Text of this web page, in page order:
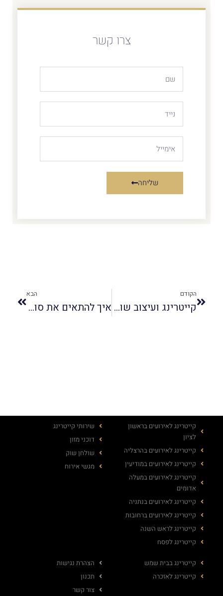
צרו קשר
שליחה
הקודם
קייטרינג ועיצוב שולחנות
הבא
איך להתאים את סוג הקייטרינג לאירוע?
קייטרינג לאירועים בראשון
לציון
קייטרינג לאירועים בהרצליה
קייטרינג לאירועים במודיעין
קייטרינג לאירועים במעלה
אדומים
קייטרינג לאירועים בנתניה
קייטרינג לאירועים ברחובות
קייטרינג לראש השנה
קייטרינג לפסח
שירותי קייטרינג
דוכני מזון
שולחן שוק
מגשי אירוח
קייטרינג בבית שמש
קייטרינג לאזכרה
הצהרת נגישות
תכנון
צור קשר